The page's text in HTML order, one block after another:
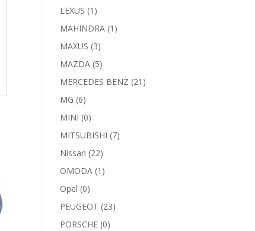
LEXUS (1)
MAHINDRA (1)
MAXUS (3)
MAZDA (5)
MERCEDES BENZ (21)
MG (6)
MINI (0)
MITSUBISHI (7)
Nissan (22)
OMODA (1)
Opel (0)
PEUGEOT (23)
PORSCHE (0)